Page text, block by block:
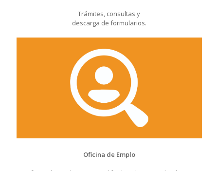
Trámites, consultas y
descarga de formularios.
Oficina de Emplo